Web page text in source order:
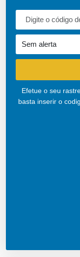
Efetue o seu
basta inserir o